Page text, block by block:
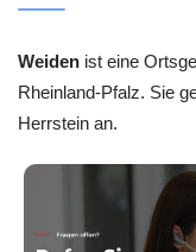
Weiden ist eine
Rheinland-Pfalz. Sie
Herrstein an.